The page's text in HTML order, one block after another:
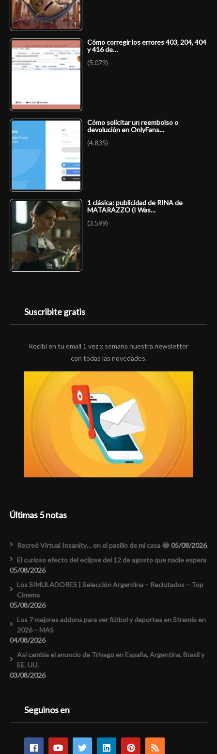
Cómo corregir los errores 403, 204, 404
y 416 de…
(5.079)
Cómo solicitar un reembolso o
devolución en OnlyFans…
(4.835)
1 clásica: publicidad de RINA de
MATARAZZO (I Was…
(3.599)
Suscribite gratis
Recibí en tu email 1 vez x semana nuestra newsletter
con todas las novedades.
Últimas 5 notas
Recreé Virtual Insanity… en el pasillo de mi casa 😂05/08/2026
El curioso efecto del eclipse del 12 de agosto que nadie espera
05/08/2026
Los SIMULADORES | Selección Argentina – Reclutados – Top
Cinema
05/08/2026
Los 7 mejores addons para ver fútbol y deportes en Stremio en
2026 – MAS
04/08/2026
Así cambia el anuncio de Trivago en España, Argentina, Brasil y
EE. UU.
03/08/2026
Seguinos en